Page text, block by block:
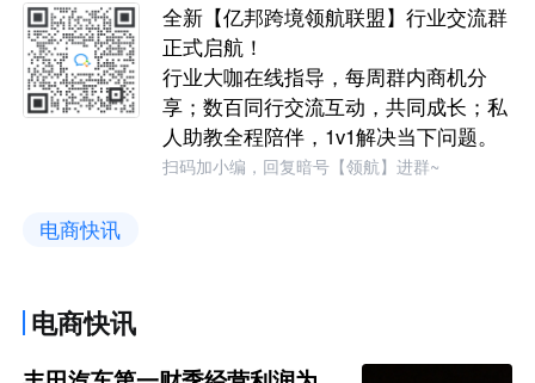
全新【亿邦跨境领航联盟】行业交流群
正式启航！
行业大咖在线指导，每周群内商机分
享；数百同行交流互动，共同成长；私
人助教全程陪伴，1v1解决当下问题。
扫码加小编，回复暗号【领航】进群~
电商快讯
电商快讯